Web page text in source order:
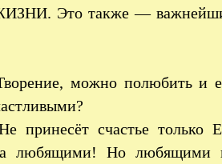
Это также —
можно полюбить и
принесёт счастье только
а любящими! Но любящими